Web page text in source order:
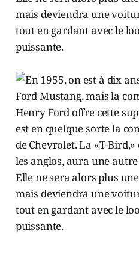
mais deviendra une
tout en gardant avec le
puissante.